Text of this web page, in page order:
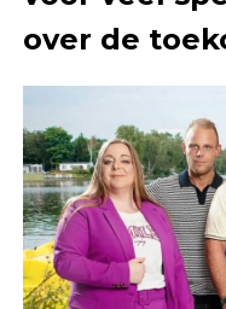
over de